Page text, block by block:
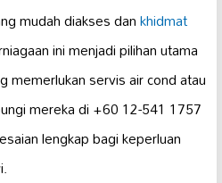
mudah diakses dankhidmat
ini menjadi pilihan utama
memerlukan servis air cond atau
mereka di +60 12-541 1757
lengkap bagi keperluan